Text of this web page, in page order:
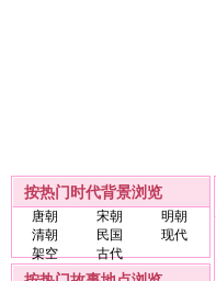
按热门时代背景浏览
唐朝 宋朝
明朝
清朝
民国
现代
架空
古代